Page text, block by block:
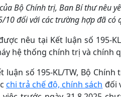
Bộ Chính trị, Ban Bí thư nêu
10 đối với các trường hợp đã có
nêu tại Kết luận số 195-
hệ thống chính trị và chính
luận số 195-KL/TW, Bộ
chi trả chế độ, chính sách đối